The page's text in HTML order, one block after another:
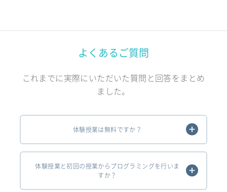
よくあるご質問
これまでに実際にいただいた質問と回答をまとめ
ました。
体験授業は無料ですか？
体験授業と初回の授業からプログラミングを行いま
すか？